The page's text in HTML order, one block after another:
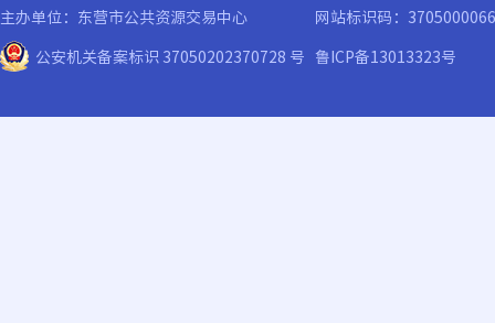
主办单位：东营市公共资源交易中心
网站标识码：3705000066
公安机关备案标识 37050202370728 号 鲁ICP备13013323号